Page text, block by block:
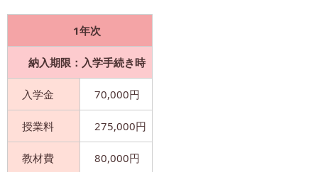
1年次
納入期限：入学手続き時
入学金 70,000円
授業料 275,000円
教材費 80,000円